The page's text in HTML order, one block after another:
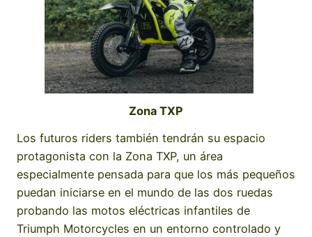
Zona TXP
Los futuros riders también tendrán su espacio
protagonista con la Zona TXP, un área
especialmente pensada para que los más pequeños
puedan iniciarse en el mundo de las dos ruedas
probando las motos eléctricas infantiles de
Triumph Motorcycles en un entorno controlado y